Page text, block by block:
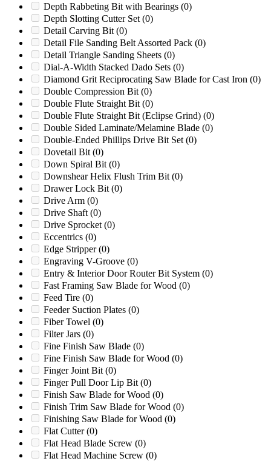
Cumberland 24B(0)
Cumberland 37B(0)
Cumberland 37B HIGH SHEAR
Cumberland 50 HIGH SHEAR(0)
Cumberland 50000(0)
Cumberland 50B(0)
Cumberland 50B HIGH SHEAR (0)
Cumberland 80(0)
Cumberland 85(0)
Cumberland X1000(0)
Cumberland X1400(0)
Cyclone(0)
DC1217(0)
DC1317(0)
DIN894(0)
DRM12(0)
Early Models(0)
Erema(0)
Foremost(0)
Foremost 5C-1
Foremost 6B(0)
Foremost HD-3(0)
Foremost HD-5B(0)
Foremost HD-5C (0)
Foremost HD-6
Foremost HD-6C(0)
Foremost HD-7
Foremost HD-8
Foremost LD-7(0)
Foremost S304(0)
Foremost S30A(0)
Foremost SC-1(0)
Foremost SMS14 (0)
FS19 (0)
G1224P(0)
G1424MB(0)
G1436MB(0)
G1448M1(0)
Depth Rabbeting Bit with Bearings (0)
Depth Slotting Cutter Set (0)
Detail Carving Bit (0)
Detail File Sanding Belt Assorted Pack (0)
Detail Triangle Sanding Sheets (0)
Dial-A-Width Stacked Dado Sets (0)
Diamond Grit Reciprocating Saw Blade for Cast Iron (0)
Double Compression Bit (0)
Double Flute Straight Bit (0)
Double Flute Straight Bit (Eclipse Grind) (0)
Double Sided Laminate/Melamine Blade (0)
Double-Ended Phillips Drive Bit Set (0)
Dovetail Bit (0)
Down Spiral Bit (0)
Downshear Helix Flush Trim Bit (0)
Drawer Lock Bit (0)
Drive Arm (0)
Drive Shaft (0)
Drive Sprocket (0)
Eccentrics (0)
Edge Stripper(0)
Engraving V-Groove (0)
Entry & Interior Door Router Bit System (0)
Fast Framing Saw Blade for Wood (0)
Feed Tire (0)
Feeder Suction Plates (0)
Fiber Towel (0)
Filter Jars (0)
Fine Finish Saw Blade (0)
Fine Finish Saw Blade for Wood (0)
Finger Joint Bit (0)
Finger Pull Door Lip Bit (0)
Finish Saw Blade for Wood (0)
Finish Trim Saw Blade for Wood (0)
Finishing Saw Blade for Wood (0)
Flat Cutter(0)
Flat Head Blade Screw (0)
Flat Head Machine Screw (0)